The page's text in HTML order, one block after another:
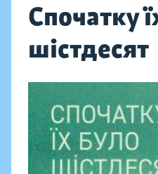
Спочатку
шістдесят